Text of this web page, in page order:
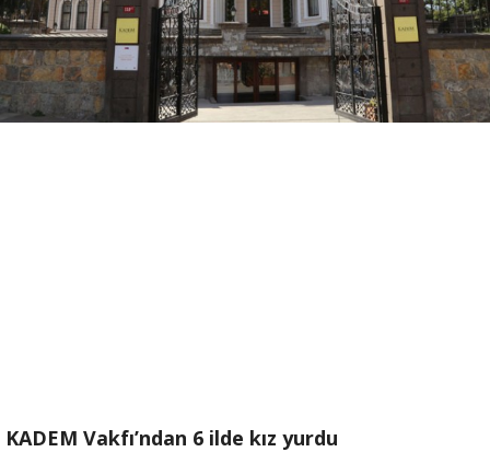
KADEM Vakfı’ndan 6 ilde kız yurdu